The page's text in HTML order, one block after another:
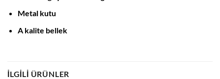
Metal kutu
A kalite bellek
İLGILI ÜRÜNLER